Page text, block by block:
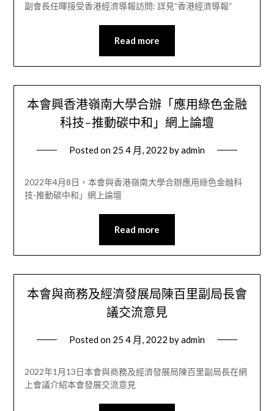
副會長任暉接受香港經濟導報訪問: 詳見”香港經濟導報“
Read more
本會興香港嶺南大學合辦「應用綠色金融
科技-推動碳中和」網上論壇
Posted on 25 4 月, 2022 byadmin
2022年4月8日，本會與香港嶺南大學合辦應用綠色金融科
技-推動碳中和」網上論壇
Read more
本會與商務及經濟發展局陳百里副局長會
議交流意見
Posted on 25 4 月, 2022 byadmin
2022年1月13日本會與商務及經濟發展局陳百里副局長在網
上會議介紹本會發展交流意見